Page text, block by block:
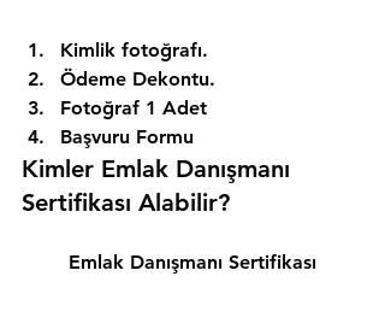
Kimlik fotoğrafı.
Ödeme Dekontu.
Fotoğraf 1 Adet
Başvuru Formu
Kimler Emlak Danışmanı
Sertifikası Alabilir?
Emlak Danışmanı Sertifikası